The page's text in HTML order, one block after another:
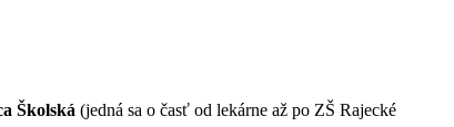
Školská (jedná sa o časť od lekárne až po ZŠ Rajecké